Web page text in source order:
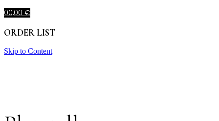
00,00 €
ORDER LIST
Skip to Content